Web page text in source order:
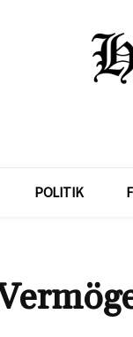
POLITIK